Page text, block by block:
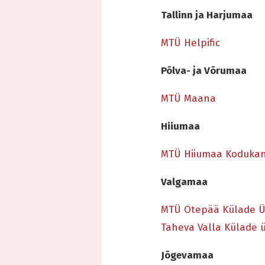
Tallinn ja Harjumaa
MTÜ Helpific
Põlva- ja Võrumaa
MTÜ Maana
Hiiumaa
MTÜ Hiiumaa
Valgamaa
MTÜ Otepää Külade
Taheva Valla Külade
Jõgevamaa